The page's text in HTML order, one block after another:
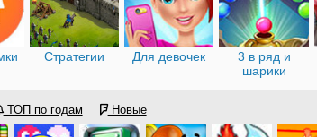
Стратегии Для девочек
3 в ряд и
шарики
ТОП по годам Новые